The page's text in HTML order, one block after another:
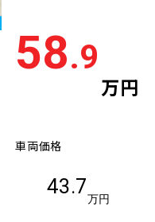
58.9
万円
車両価格
43.7
万円